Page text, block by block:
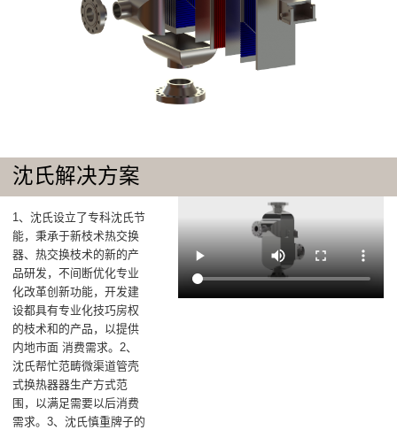
沈氏解决方案
1、沈氏设立了专科沈氏节
能，秉承于新枝术热交换
器、热交换枝术的新的产
品研发，不间断优化专业
化改革创新功能，开发建
设都具有专业化技巧房权
的枝术和的产品，以提供
内地市面 消费需求。2、
沈氏帮忙范畴微渠道管壳
式换热器器生产方式范
围，以满足需要以后消费
需求。3、沈氏慎重牌子的